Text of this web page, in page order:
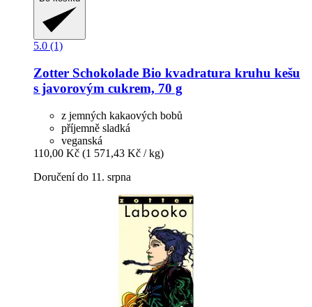
5.0 (1)
Zotter Schokolade Bio kvadratura kruhu kešu
s javorovým cukrem, 70 g
z jemných kakaových bobů
příjemně sladká
veganská
110,00 Kč (1 571,43 Kč / kg)
Doručení do 11. srpna